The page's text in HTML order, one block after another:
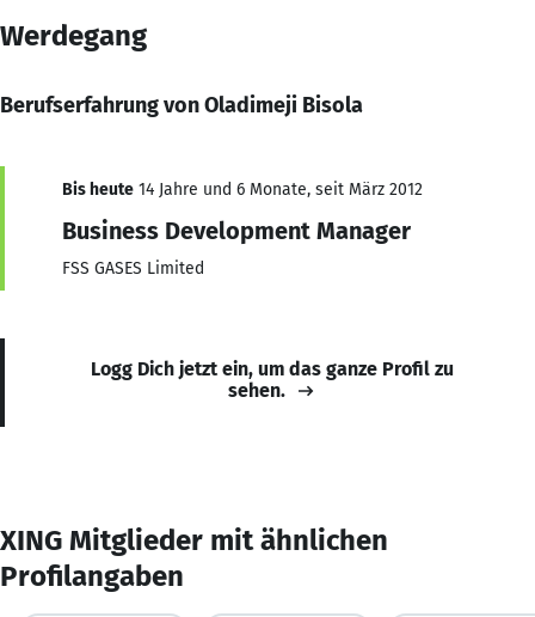
Werdegang
Berufserfahrung von Oladimeji Bisola
Bis heute 14 Jahre und 6 Monate, seit März 2012
Business Development Manager
FSS GASES Limited
Logg Dich jetzt ein, um das ganze Profil zu
sehen.
XING Mitglieder mit ähnlichen
Profilangaben